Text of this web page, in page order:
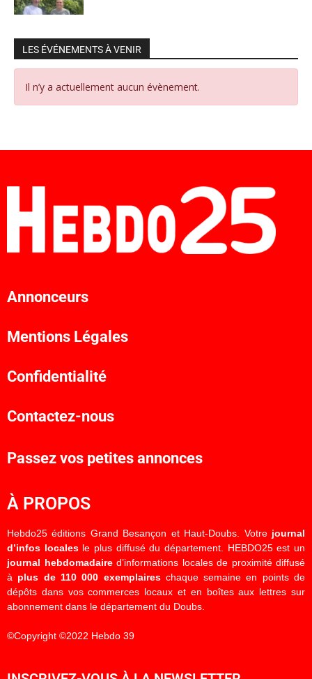
LES ÉVÉNEMENTS À VENIR
Il n’y a actuellement aucun évènement.
Annonceurs
Mentions Légales
Confidentialité
Contactez-nous
Passez vos petites annonces
À PROPOS
Hebdo25 éditions Grand Besançon et Haut-Doubs. Votre journal
d’infos localesle plus diffusé du département. HEBDO25 est un
journal hebdomadaired’informations locales de proximité diffusé
à plus de 110 000 exemplaireschaque semaine en points de
dépôts dans vos commerces locaux et en boîtes aux lettres sur
abonnement dans le département du Doubs.
©Copyright ©2022 Hebdo 39